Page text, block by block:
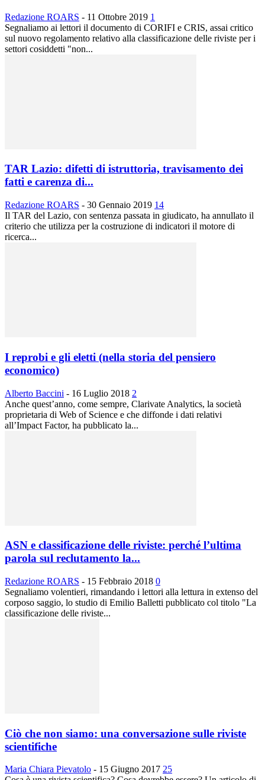
Redazione ROARS - 11 Ottobre 2019 1
Segnaliamo ai lettori il documento di CORIFI e CRIS, assai critico
sul nuovo regolamento relativo alla classificazione delle riviste per i
settori cosiddetti "non...
TAR Lazio: difetti di istruttoria, travisamento dei
fatti e carenza di...
Redazione ROARS - 30 Gennaio 2019 14
Il TAR del Lazio, con sentenza passata in giudicato, ha annullato il
criterio che utilizza per la costruzione di indicatori il motore di
ricerca...
I reprobi e gli eletti (nella storia del pensiero
economico)
Alberto Baccini - 16 Luglio 2018 2
Anche quest’anno, come sempre, Clarivate Analytics, la società
proprietaria di Web of Science e che diffonde i dati relativi
all’Impact Factor, ha pubblicato la...
ASN e classificazione delle riviste: perché l’ultima
parola sul reclutamento la...
Redazione ROARS - 15 Febbraio 2018 0
Segnaliamo volentieri, rimandando i lettori alla lettura in extenso del
corposo saggio, lo studio di Emilio Balletti pubblicato col titolo "La
classificazione delle riviste...
Ciò che non siamo: una conversazione sulle riviste
scientifiche
Maria Chiara Pievatolo - 15 Giugno 2017 25